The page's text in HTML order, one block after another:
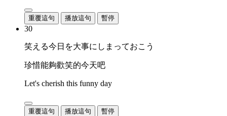
重覆這句 播放這句 暫停
30
笑える今日を大事にしまっておこう
珍惜能夠歡笑的今天吧
Let's cherish this funny day
重覆這句 播放這句 暫停